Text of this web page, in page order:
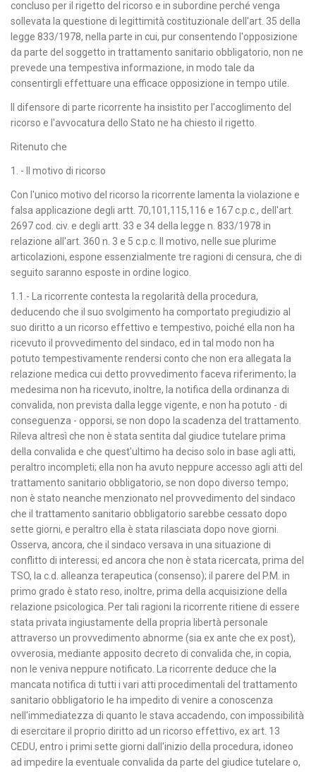
concluso per il rigetto del ricorso e in subordine perché venga
sollevata la questione di legittimità costituzionale dell'art. 35 della
legge 833/1978, nella parte in cui, pur consentendo l'opposizione
da parte del soggetto in trattamento sanitario obbligatorio, non ne
prevede una tempestiva informazione, in modo tale da
consentirgli effettuare una efficace opposizione in tempo utile.
Il difensore di parte ricorrente ha insistito per l'accoglimento del
ricorso e l'avvocatura dello Stato ne ha chiesto il rigetto.
Ritenuto che
1. - Il motivo di ricorso
Con l'unico motivo del ricorso la ricorrente lamenta la violazione e
falsa applicazione degli artt. 70,101,115,116 e 167 c.p.c., dell'art.
2697 cod. civ. e degli artt. 33 e 34 della legge n. 833/1978 in
relazione all'art. 360 n. 3 e 5 c.p.c. Il motivo, nelle sue plurime
articolazioni, espone essenzialmente tre ragioni di censura, che di
seguito saranno esposte in ordine logico.
1.1.- La ricorrente contesta la regolarità della procedura,
deducendo che il suo svolgimento ha comportato pregiudizio al
suo diritto a un ricorso effettivo e tempestivo, poiché ella non ha
ricevuto il provvedimento del sindaco, ed in tal modo non ha
potuto tempestivamente rendersi conto che non era allegata la
relazione medica cui detto provvedimento faceva riferimento; la
medesima non ha ricevuto, inoltre, la notifica della ordinanza di
convalida, non prevista dalla legge vigente, e non ha potuto - di
conseguenza - opporsi, se non dopo la scadenza del trattamento.
Rileva altresì che non è stata sentita dal giudice tutelare prima
della convalida e che quest'ultimo ha deciso solo in base agli atti,
peraltro incompleti; ella non ha avuto neppure accesso agli atti del
trattamento sanitario obbligatorio, se non dopo diverso tempo;
non è stato neanche menzionato nel provvedimento del sindaco
che il trattamento sanitario obbligatorio sarebbe cessato dopo
sette giorni, e peraltro ella è stata rilasciata dopo nove giorni.
Osserva, ancora, che il sindaco versava in una situazione di
conflitto di interessi; ed ancora che non è stata ricercata, prima del
TSO, la c.d. alleanza terapeutica (consenso); il parere del P.M. in
primo grado è stato reso, inoltre, prima della acquisizione della
relazione psicologica. Per tali ragioni la ricorrente ritiene di essere
stata privata ingiustamente della propria libertà personale
attraverso un provvedimento abnorme (sia ex ante che ex post),
ovverosia, mediante apposito decreto di convalida che, in copia,
non le veniva neppure notificato. La ricorrente deduce che la
mancata notifica di tutti i vari atti procedimentali del trattamento
sanitario obbligatorio le ha impedito di venire a conoscenza
nell'immediatezza di quanto le stava accadendo, con impossibilità
di esercitare il proprio diritto ad un ricorso effettivo, ex art. 13
CEDU, entro i primi sette giorni dall'inizio della procedura, idoneo
ad impedire la eventuale convalida da parte del giudice tutelare o,